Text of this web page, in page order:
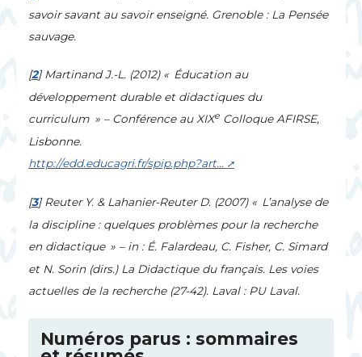
savoir savant au savoir enseigné. Grenoble : La Pensée
sauvage.
[2] Martinand J.-L. (2012) « Éducation au
développement durable et didactiques du
curriculum » – Conférence au XIXe Colloque AFIRSE,
Lisbonne.
http://edd.educagri.fr/spip.php?art...
[3] Reuter Y. & Lahanier-Reuter D. (2007) « L’analyse de
la discipline : quelques problèmes pour la recherche
en didactique » – in : É. Falardeau, C. Fisher, C. Simard
et N. Sorin (dirs.) La Didactique du français. Les voies
actuelles de la recherche(27-42). Laval : PULaval.
Numéros parus : sommaires